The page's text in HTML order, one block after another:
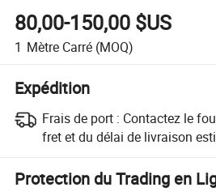
80,00-150,00 $US
1 Mètre Carré (MOQ)
Expédition
Frais de port : Contactez le
fret et du délai de livraison
Protection du Trading en